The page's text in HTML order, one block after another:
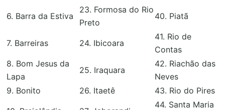
6. Barra da Estiva
23. Formosa do Rio
Preto
40. Piatã
7. Barreiras 24. Ibicoara
41. Rio de
Contas
8. Bom Jesus da
Lapa
25. Iraquara
42. Riachão das
Neves
9. Bonito
26. Itaetê 43. Rio do Pires
44. Santa Maria